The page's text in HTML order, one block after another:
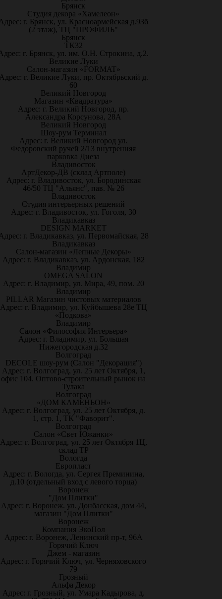
Брянск
Студия декора «Хамелеон»
г. Брянск, ул. Красноармейская д.93б
(2 этаж), ТЦ "ПРОФИЛЬ"
Брянск
ТК32
г. Брянск, ул. им. О.Н. Строкина, д.2.
Великие Луки
Салон-магазин «FORMAT»
г. Великие Луки, пр. Октябрьский д.
60
Великий Новгород
Магазин «Квадратура»
Адрес: г. Великий Новгород, пр.
Александра Корсунова, 28А
Великий Новгород
Шоу-рум Терминал
Адрес: г. Великий Новгород ул.
Федоровский ручей 2/13 внутренняя
парковка Диеза
Владивосток
АртДекор-ДВ (склад Артполе)
Адрес: г. Владивосток, ул. Бородинская
46/50 ТЦ "Альянс", пав. № 26
Владивосток
Студия интерьерных решений
Адрес: г. Владивосток, ул. Гоголя, 30
Владикавказ
DESIGN MARKET
г. Владикавказ, ул. Первомайская, 28
Владикавказ
Салон-магазин «Лепные Декоры»
Адрес: г. Владикавказ, ул. Ардонская, 182
Владимир
OMEGA SALON
Адрес: г. Владимир, ул. Мира, 49, пом. 20
Владимир
PILLAR Магазин чистовых материалов
Адрес: г. Владимир, ул. Куйбышева 28е ТЦ
«Подкова»
Владимир
Салон «Философия Интерьера»
Адрес: г. Владимир, ул. Большая
Нижегородская д.32
Волгоград
DECOLE шоу-рум (Салон "Декорация")
Адрес: г. Волгоград, ул. 25 лет Октября, 1,
офис 104. Оптово-строительный рынок на
Тулака
Волгоград
«ДОМ КАМЕНЬОН»
Адрес: г. Волгоград, ул. 25 лет Октября, д.
1, стр. 1, ТК "Фаворит".
Волгоград
Салон «Свет Южанки»
Адрес: г. Волгоград, ул. 25 лет Октября 1Ц,
склад ТР
Вологда
Европласт
Адрес: г. Вологда, ул. Сергея Преминина,
д.10 (отдельный вход с левого торца)
Воронеж
"Дом Плитки"
Адрес: г. Воронеж. ул. Донбасская, дом 44,
магазин "Дом Плитки"
Воронеж
Компания ЭкоПол
Адрес: г. Воронеж, Ленинский пр-т, 96А
Горячий Ключ
Джем - магазин
Адрес: г. Горячий Ключ, ул. Черняховского
79
Грозный
Альфа Декор
Адрес: г. Грозный, ул. Умара Кадырова, д.